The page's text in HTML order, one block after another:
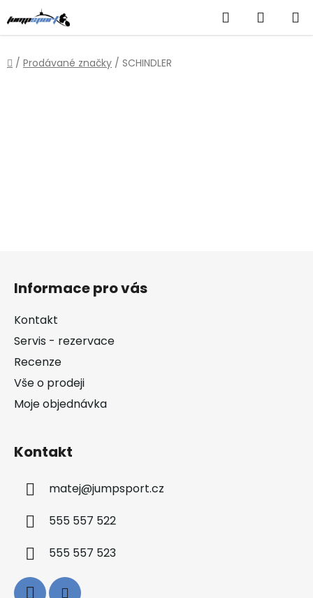
na
obsah
Hledat
KOŠÍK
Domů
/ Prodávané značky / SCHINDLER
Informace pro vás
Kontakt
Servis - rezervace
Recenze
Vše o prodeji
Moje objednávka
Kontakt
matej@jumpsport.cz
555 557 522
555 557 523